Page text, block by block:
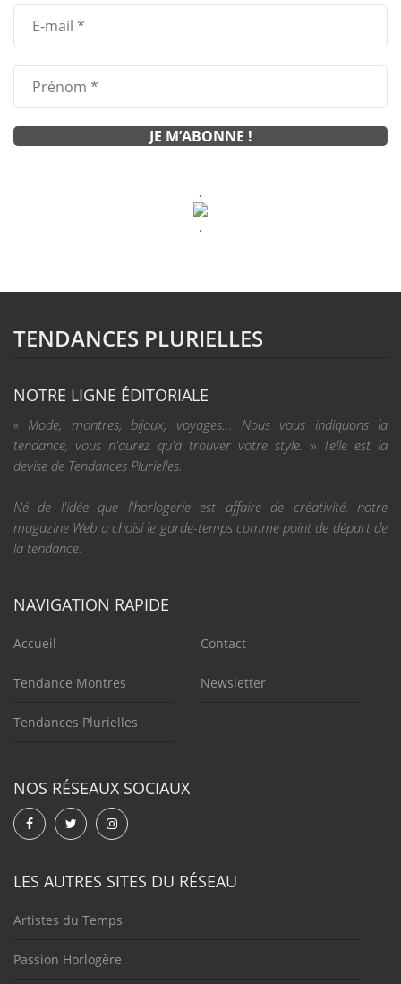
.
.
TENDANCES PLURIELLES
NOTRE LIGNE ÉDITORIALE
« Mode, montres, bijoux, voyages... Nous vous indiquons la
tendance, vous n'aurez qu'à trouver votre style. » Telle est la
devise de Tendances Plurielles.
Né de l'idée que l'horlogerie est affaire de créativité, notre
magazine Web a choisi le garde-temps comme point de départ de
la tendance.
NAVIGATION RAPIDE
Accueil
Tendance Montres
Tendances Plurielles
Contact
Newsletter
NOS RÉSEAUX SOCIAUX
LES AUTRES SITES DU RÉSEAU
Artistes du Temps
Passion Horlogère